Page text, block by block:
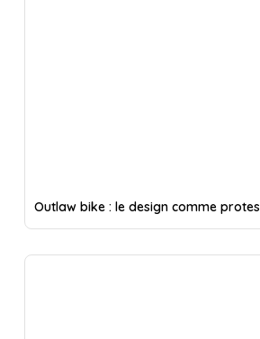
Outlaw bike : le design comme